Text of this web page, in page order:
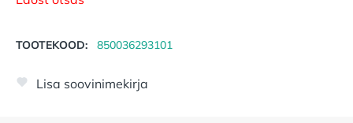
TOOTEKOOD: 850036293101
Lisa soovinimekirja